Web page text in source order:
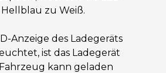
zu Weiß.
Anzeige des Ladegeräts
ist das Ladegerät
kann geladen